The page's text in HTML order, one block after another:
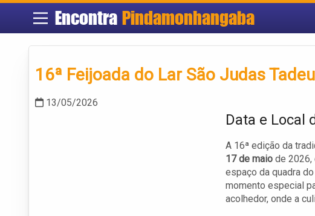
Encontra Pindamonhangaba
16ª Feijoada do Lar São Judas Tadeu
13/05/2026
Data e Local
A 16ª edição da
17 de maio de 2026,
espaço da quadra
momento especial
acolhedor, onde a